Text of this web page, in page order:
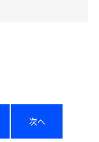
次へ